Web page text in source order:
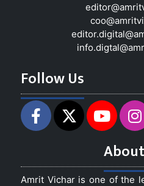
Follow Us
Amrit Vichar is one of the